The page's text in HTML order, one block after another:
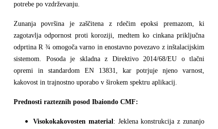
potrebe po vzdrževanju.
Zunanja površina je zaščitena z rdečim epoksi premazom, ki
zagotavlja odpornost proti koroziji, medtem ko cinkana priključna
odprtina R ¾ omogoča varno in enostavno povezavo z inštalacijskim
sistemom. Posoda je skladna z
Direktivo 2014/68/EU o tlačni
opremi
in standardom EN 13831, kar potrjuje njeno varnost,
kakovost in trajnostno uporabo v širokem spektru aplikacij.
Prednosti razteznih posod Ibaiondo CMF:
Visokokakovosten material: Jeklena konstrukcija z zunanjo